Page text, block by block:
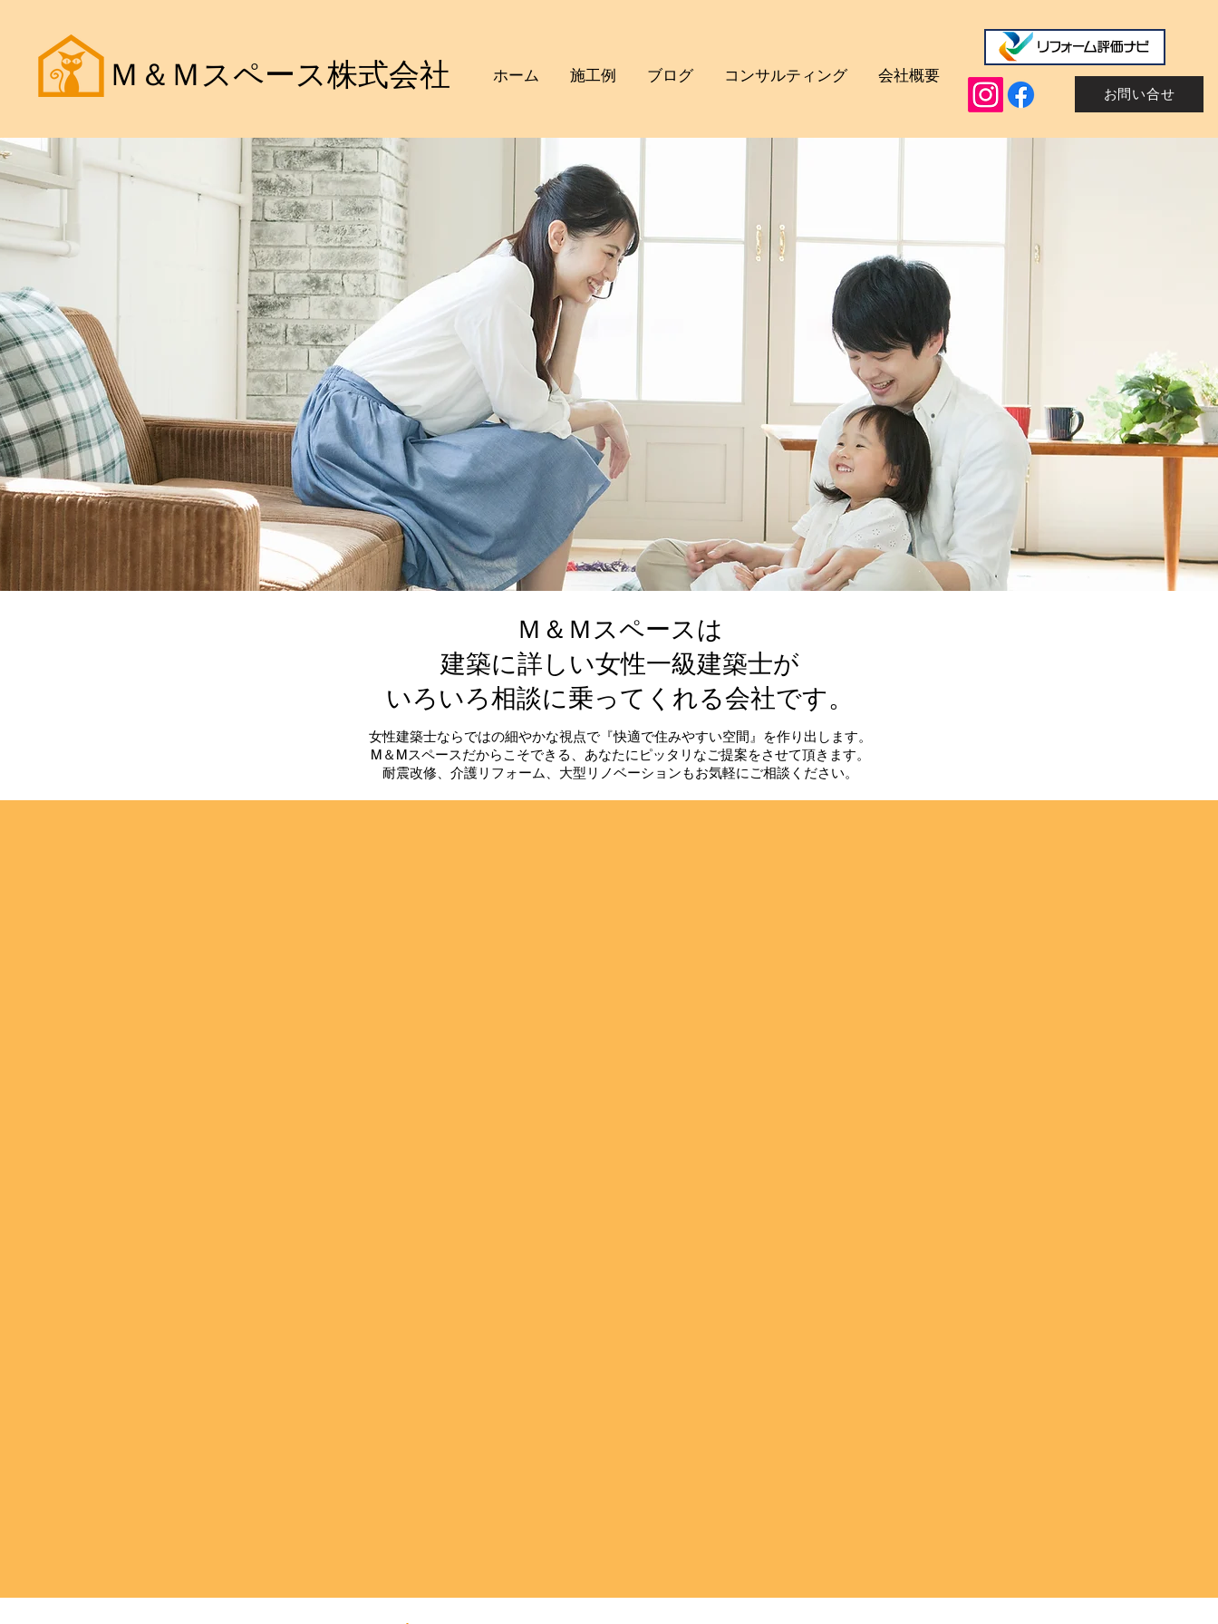
Ｍ＆Ｍスペース株式会社 ​ホーム 施工例 ブログ コンサルティング 会社概要
お問い合せ
​Ｍ＆Ｍスペースは
建築に詳しい女性一級建築士が
いろいろ相談に乗ってくれる会社です。
女性建築士ならではの細やかな視点で『快適で住みやすい空間』を作り出します。
M＆Mスペースだからこそできる、あなたにピッタリなご提案をさせて頂きます。
耐震改修、介護リフォーム、大型リノベーションもお気軽にご相談ください。